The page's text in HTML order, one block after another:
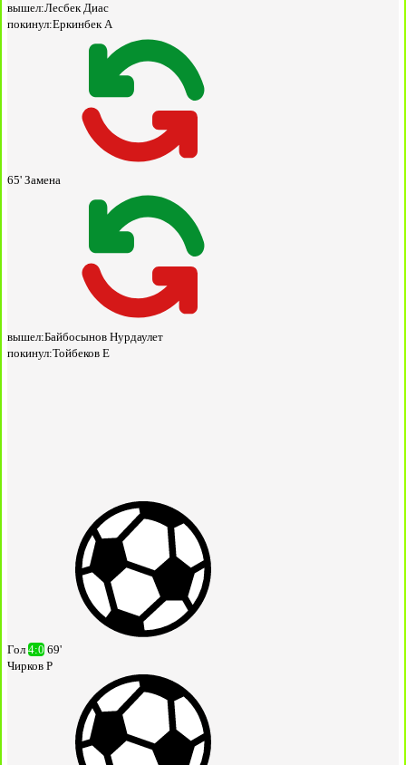
вышел:Лесбек Диас
покинул:Еркинбек А
65' Замена
вышел:Байбосынов Нурдаулет
покинул:Тойбеков Е
Гол 4:0 69'
Чирков Р